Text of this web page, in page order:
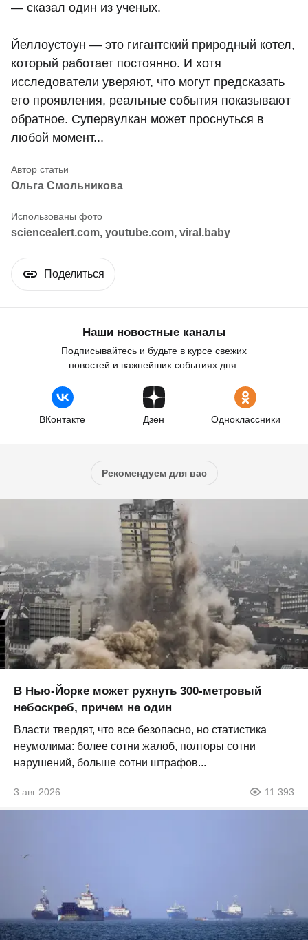
— сказал один из ученых.
Йеллоустоун — это гигантский природный котел,
который работает постоянно. И хотя
исследователи уверяют, что могут предсказать
его проявления, реальные события показывают
обратное. Супервулкан может проснуться в
любой момент...
Ольга Смольникова
sciencealert.com, youtube.com, viral.baby
Поделиться
Наши новостные каналы
Подписывайтесь и будьте в курсе свежих
новостей и важнейших событиях дня.
ВКонтакте Дзен Одноклассники
Рекомендуем для вас
В Нью-Йорке может рухнуть 300-метровый
небоскреб, причем не один
Власти твердят, что все безопасно, но статистика
неумолима: более сотни жалоб, полторы сотни
нарушений, больше сотни штрафов...
3 авг 2026 11 393